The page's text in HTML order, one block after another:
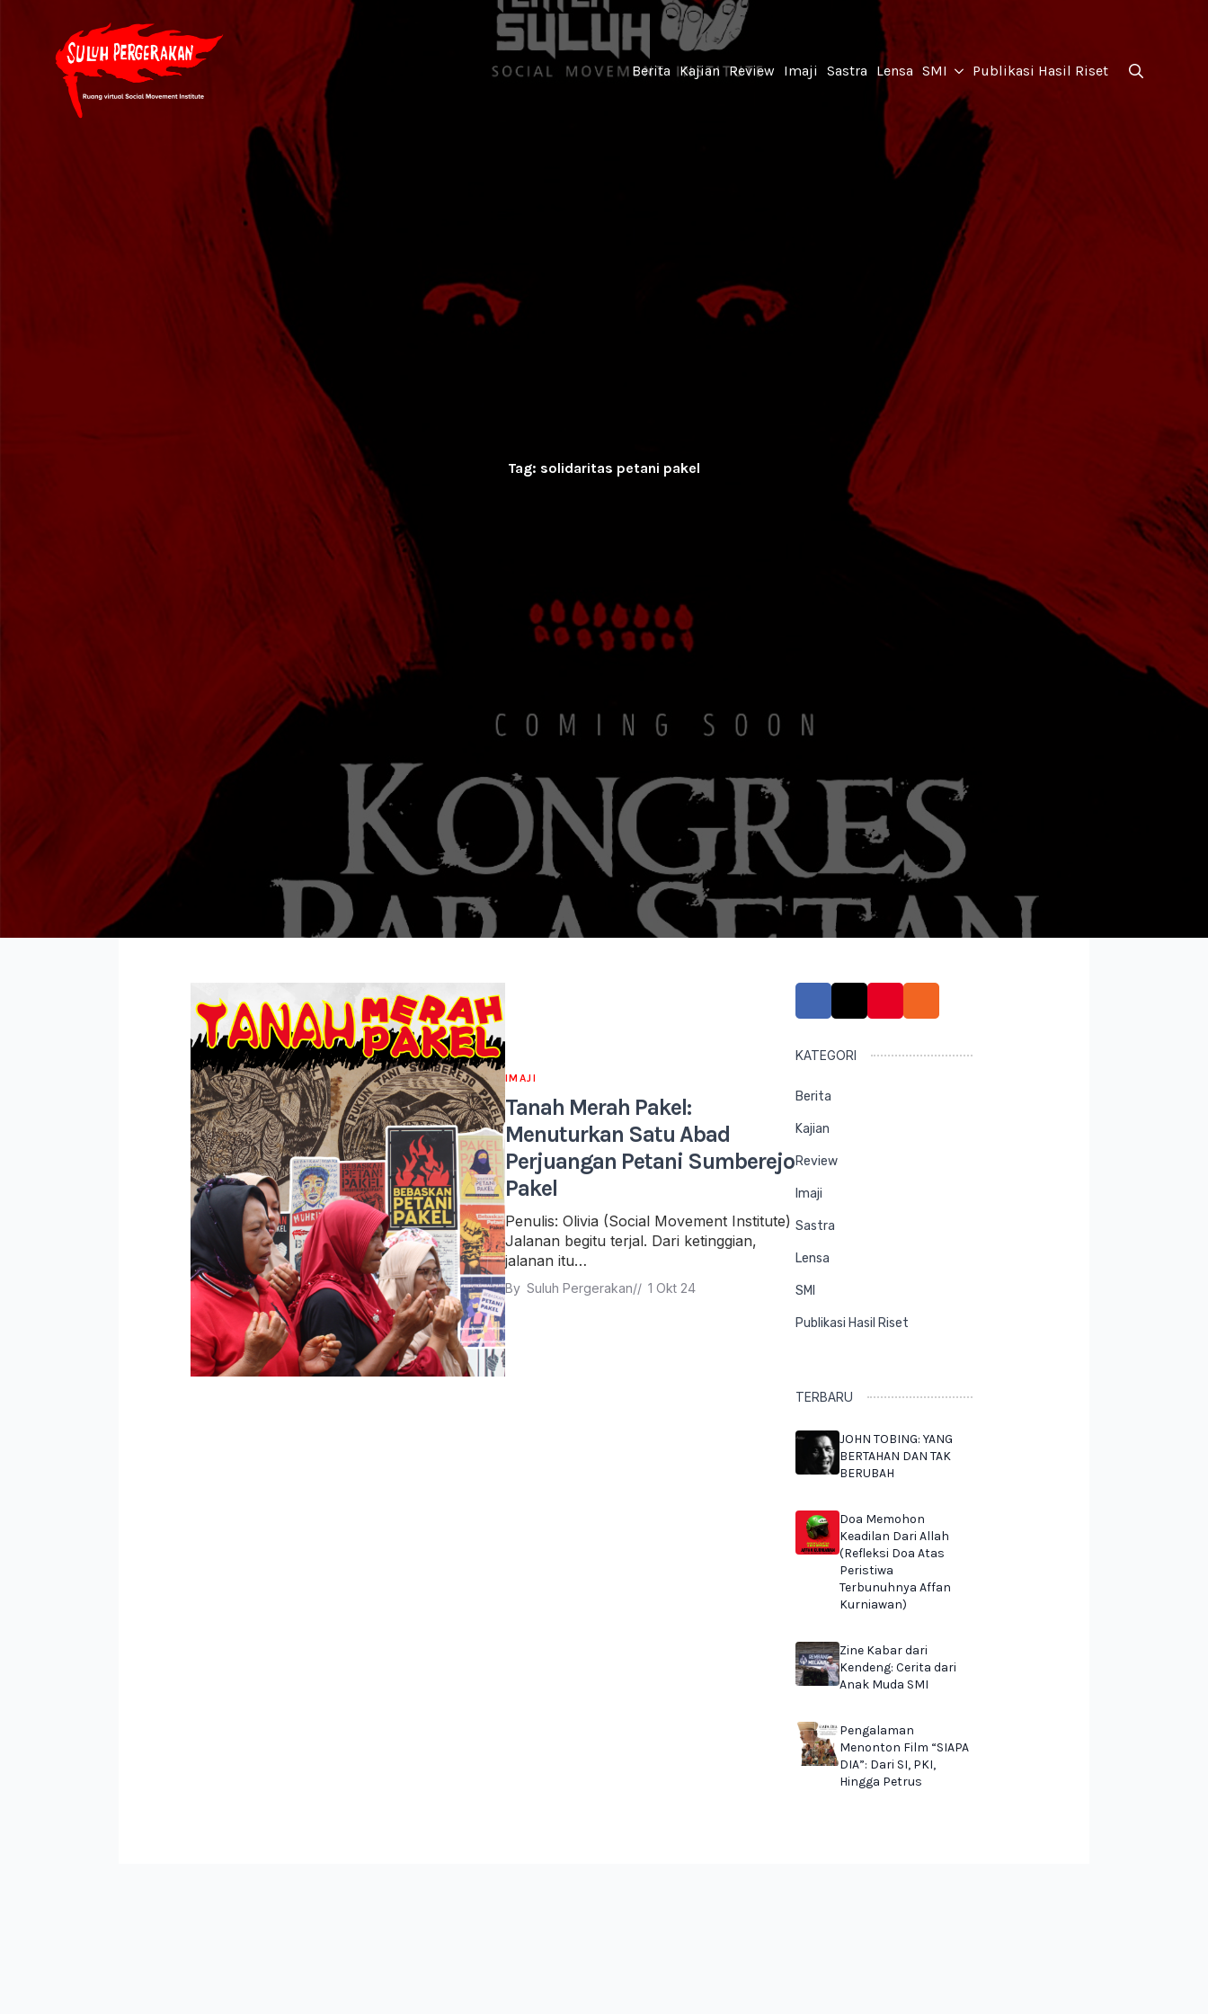
Berita Kajian Review Imaji Sastra Lensa SMI Publikasi Hasil Riset
Tag: solidaritas petani pakel
IMAJI
Tanah Merah Pakel:
Menuturkan Satu Abad
Perjuangan Petani Sumberejo
Pakel
Penulis: Olivia (Social Movement Institute)
Jalanan begitu terjal. Dari ketinggian,
jalanan itu…
By Suluh Pergerakan// 1 Okt 24
KATEGORI
Berita
Kajian
Review
Imaji
Sastra
Lensa
SMI
Publikasi Hasil Riset
TERBARU
JOHN TOBING: YANG
BERTAHAN DAN TAK
BERUBAH
Doa Memohon
Keadilan Dari Allah
(Refleksi Doa Atas
Peristiwa
Terbunuhnya Affan
Kurniawan)
Zine Kabar dari
Kendeng: Cerita dari
Anak Muda SMI
Pengalaman
Menonton Film “SIAPA
DIA”: Dari SI, PKI,
Hingga Petrus